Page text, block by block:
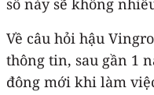
Về câu hỏi hậu
thông tin, sau gần 1
đông mới khi làm